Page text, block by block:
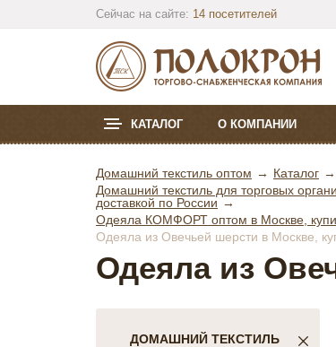
Сейчас на сайте: 14 посетителей
КАТАЛОГ О КОМПАНИИ
Домашний текстиль оптом
Каталог
Домашний текстиль для торговых
доставкой по России
Одеяла КОМФОРТ оптом в Москве,
Одеяла из Овечьей шерсти в Москве,
Одеяла из
ДОМАШНИЙ ТЕКСТИЛЬ